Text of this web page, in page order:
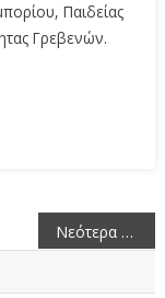
Παιδείας
Γρεβενών.
Νεότερα άρθρα